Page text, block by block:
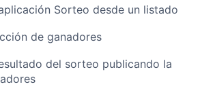
Sorteo desde un listado
de ganadores
del sorteo publicando la